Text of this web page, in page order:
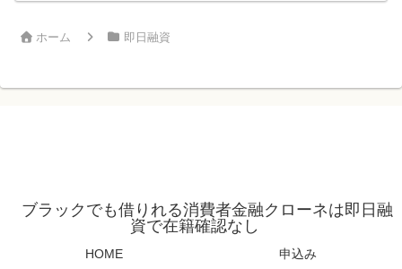
ホーム 即日融資
ブラックでも借りれる消費者金融クローネは即日融
資で在籍確認なし
HOME 申込み